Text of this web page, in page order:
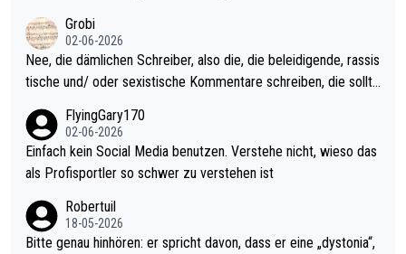
ohl wenig WDF Turniere spielen. Dies war bei Archie Self letzt
es Jahr der Fall. Er musste als amtierender Weltmeister durch
den Qualifier und ich glaube kaum, dass Mitchel sich das (in Ve
gas) antun würde, wenn er doch eigentlich die PDC-WM als Zi
el hat.
Grobi
02-06-2026
Nee, die dämlichen Schreiber, also die, die beleidigende, rassis
tische und/ oder sexistische Kommentare schreiben, die sollte
s Leben in den Griff kriegen. Nur eins wundert mich: Luke Little
r war doch neulich erst derjenige, der über Social Media GvV p
rovoziert hat. Und Littlers Mutter schießt öfters mal gegen Ric
FlyingGary170
02-06-2026
Einfach kein Social Media benutzen. Verstehe nicht, wieso das
als Profisportler so schwer zu verstehen ist
Robertuil
18-05-2026
Bitte genau hinhören: er spricht davon, dass er eine „dystonia“,